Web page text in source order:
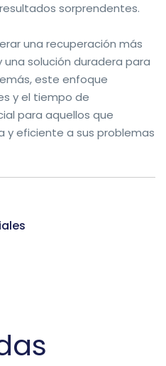
sorprendentes.
una recuperación más
una solución duradera para
este enfoque
y el tiempo de
para aquellos que
y eficiente a sus problemas